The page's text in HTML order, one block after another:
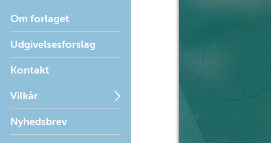
Om forlaget
Udgivelsesforslag
Kontakt
Vilkår
Nyhedsbrev